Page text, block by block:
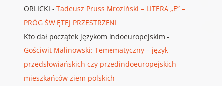
ORLICKI - Tadeusz Pruss Mroziński – LITERA „E” –
PRÓG ŚWIĘTEJ PRZESTRZENI
Kto dał początek językom indoeuropejskim -
Gościwit Malinowski: Temematyczny – język
przedsłowiańskich czy przedindoeuropejskich
mieszkańców ziem polskich